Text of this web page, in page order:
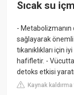
Sıcak su
- Metabolizmanın
sağlayarak önemli
tıkanıklıkları için
hafifletir. -
detoks etkisi
Kaynak